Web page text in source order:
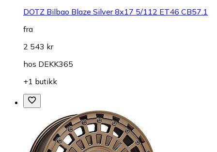
DOTZ Bilbao Blaze Silver 8x17 5/112 ET46 CB57.1
fra
2 543 kr
hos DEKK365
+1 butikk